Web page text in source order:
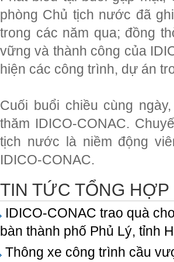
phòng Chủ tịch nước đã
trong các năm qua; đồng
vững và thành công của
hiện các công trình, dự án
Cuối buổi chiều cùng
thăm IDICO-CONAC.
tịch nước là niềm động
IDICO-CONAC.
TIN TỨC TỔNG HỢP
IDICO-CONAC trao quà
bàn thành phố Phủ Lý, tỉnh
Thông xe công trình cầu